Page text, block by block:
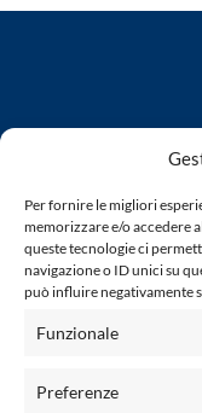
Per fornire le migliori
memorizzare e/o accedere
queste tecnologie ci
navigazione o ID unici su
può influire negativamente
Funzionale
Preferenze
Questo blog non
quanto viene
legge n° 62 del